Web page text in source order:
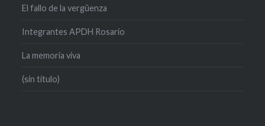
El fallo de la vergüenza
Integrantes APDH Rosario
La memoria viva
(sin título)